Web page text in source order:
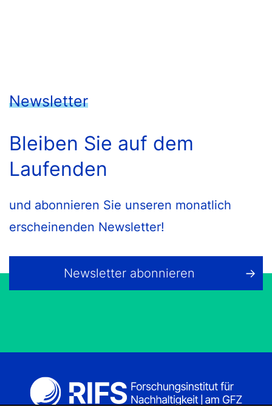
Newsletter
Bleiben Sie auf dem
Laufenden
und abonnieren Sie unseren monatlich
erscheinenden Newsletter!
Newsletter abonnieren